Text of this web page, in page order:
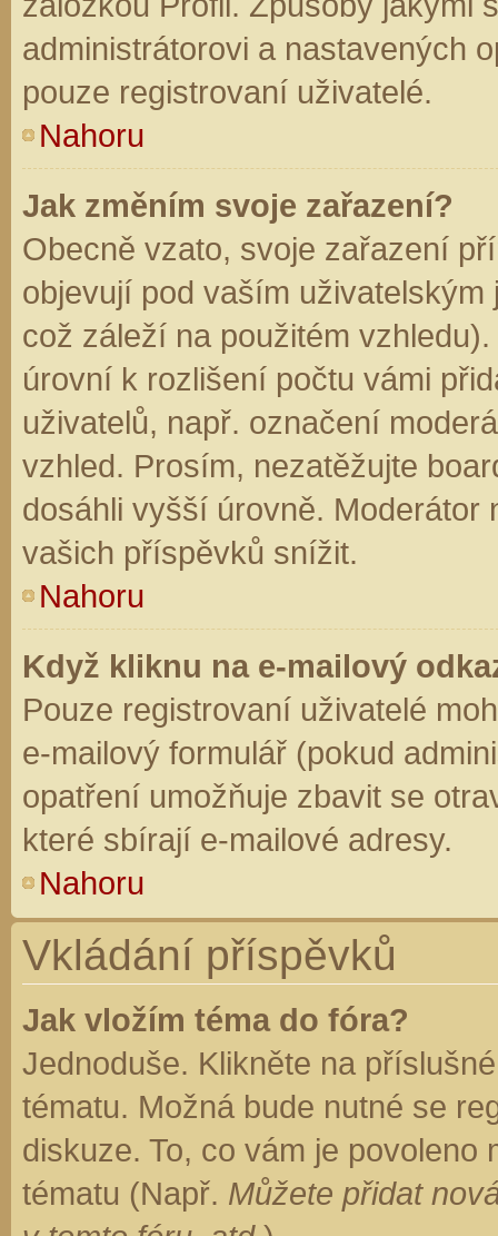
administrátorovi a nastavených
pouze registrovaní uživatelé.
Nahoru
Jak změním svoje zařazení?
Obecně vzato, svoje zařazení
objevují pod vaším
což záleží na použitém
úrovní k rozlišení počtu vámi
uživatelů, např. označení
vzhled. Prosím, nezatěžujte
dosáhli vyšší úrovně. Moderátor
vašich příspěvků snížit.
Nahoru
Když kliknu na e-mailový
Pouze registrovaní uživatelé
e-mailový formulář (pokud
opatření umožňuje zbavit se
které sbírají e-mailové adresy.
Nahoru
Vkládání příspěvků
Jak vložím téma do fóra?
Jednoduše. Klikněte na
tématu. Možná bude nutné se
diskuze. To, co vám je
tématu (Např. Můžete přidat